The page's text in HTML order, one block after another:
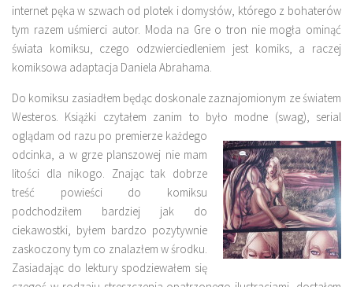
internet pęka w szwach od plotek i domysłów, którego z bohaterów
tym razem uśmierci autor. Moda na Gre o tron nie mogła ominąć
świata komiksu, czego odzwierciedleniem jest komiks, a raczej
komiksowa adaptacja Daniela Abrahama.
Do komiksu zasiadłem będąc doskonale zaznajomionym ze światem
Westeros. Książki czytałem zanim to było modne (swag), serial
oglądam od razu po premierze każdego
odcinka, a w grze planszowej nie mam
litości dla nikogo. Znając tak dobrze
treść powieści do komiksu
podchodziłem bardziej jak do
ciekawostki, byłem bardzo pozytywnie
zaskoczony tym co znalazłem w środku.
Zasiadając do lektury spodziewałem się